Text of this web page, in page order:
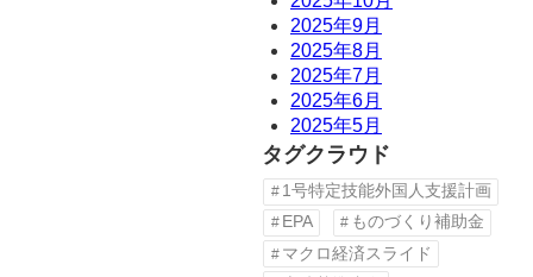
2025年9月
2025年8月
2025年7月
2025年6月
2025年5月
タグクラウド
1号特定技能外国人支援計画
EPA
ものづくり補助金
マクロ経済スライド